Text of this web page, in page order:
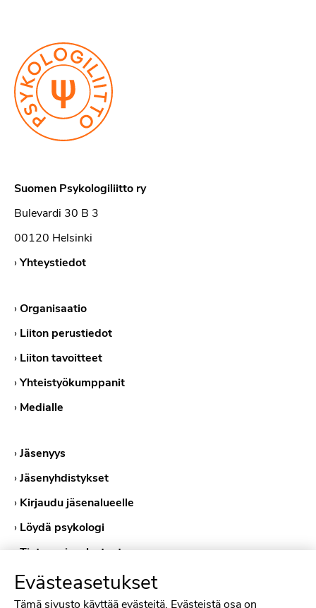
Suomen Psykologiliitto ry
Bulevardi 30 B 3
00120 Helsinki
›Yhteystiedot
›Organisaatio
› Liiton perustiedot
› Liiton tavoitteet
›Yhteistyökumppanit
› Medialle
›Jäsenyys
›Jäsenyhdistykset
› Kirjaudu jäsenalueelle
› Löydä psykologi
›Tietosuojaselosteet
›Evästekäytännöt
Evästeasetukset
Tämä sivusto käyttää evästeitä. Evästeistä osa on